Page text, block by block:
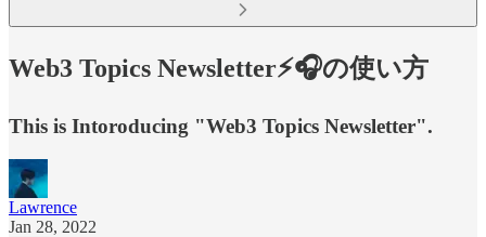
Web3 Topics Newsletter⚡️🎧の使い方
This is Intoroducing "Web3 Topics Newsletter".
Lawrence
Jan 28, 2022